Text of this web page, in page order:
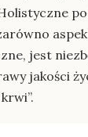
jest
jakości